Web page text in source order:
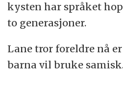
kysten har språket
to generasjoner.
Lane tror foreldre nå
barna vil bruke